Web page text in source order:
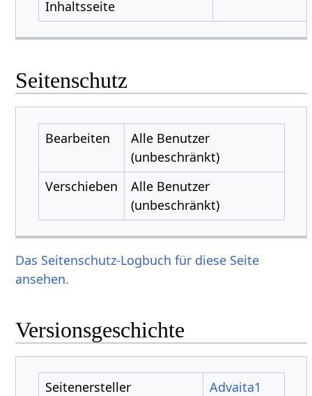
Inhaltsseite
Seitenschutz
Bearbeiten
Alle Benutzer
(unbeschränkt)
Verschieben
Alle Benutzer
(unbeschränkt)
Das Seitenschutz-Logbuch für diese Seite
ansehen.
Versionsgeschichte
Seitenersteller
Advaita1